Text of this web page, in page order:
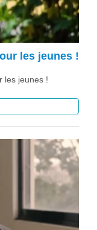
les jeunes !
les jeunes !